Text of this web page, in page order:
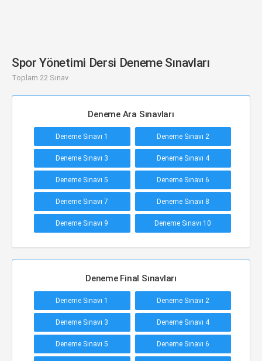
Spor Yönetimi Dersi Deneme Sınavları
Toplam 22 Sınav
Deneme Ara Sınavları
Deneme Sınavı 1 Deneme Sınavı 2
Deneme Sınavı 3 Deneme Sınavı 4
Deneme Sınavı 5 Deneme Sınavı 6
Deneme Sınavı 7 Deneme Sınavı 8
Deneme Sınavı 9 Deneme Sınavı 10
Deneme Final Sınavları
Deneme Sınavı 1 Deneme Sınavı 2
Deneme Sınavı 3 Deneme Sınavı 4
Deneme Sınavı 5 Deneme Sınavı 6